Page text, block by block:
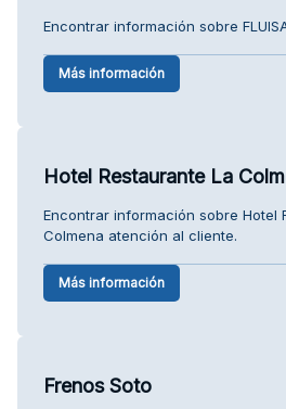
Encontrar información sobre
Más información
Hotel Restaurante La
Encontrar información sobre Hotel
Colmena atención al cliente.
Más información
Frenos Soto